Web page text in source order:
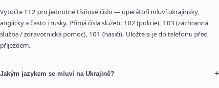
Vytočte 112 pro jednotné tísňové číslo — operátoři mluví ukrajinsky,
anglicky a často i rusky. Přímá čísla služeb: 102 (policie), 103 (záchranná
služba / zdravotnická pomoc), 101 (hasiči). Uložte si je do telefonu před
příjezdem.
Jakým jazykem se mluví na Ukrajině? +